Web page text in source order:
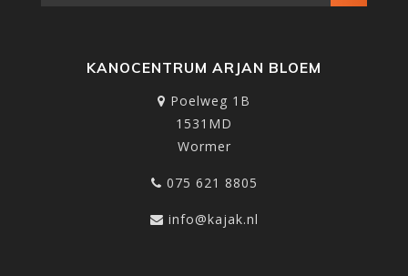
KANOCENTRUM ARJAN BLOEM
Poelweg 1B
1531MD
Wormer
075 621 8805
info@kajak.nl